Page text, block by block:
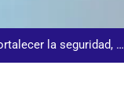
𝗱𝗲𝗹 𝗖𝗲𝗻𝘁𝗿𝗼
de los XXV Juegos
la seguridad, el